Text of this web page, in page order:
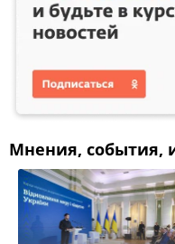
Мнения, события,